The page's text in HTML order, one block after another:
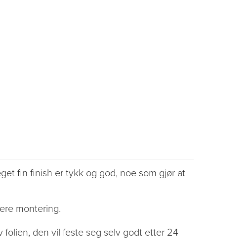
fin finish er tykk og god, noe som gjør at
montering.
den vil feste seg selv godt etter 24